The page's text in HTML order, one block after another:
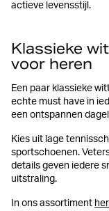
actieve levensstijl.
Klassieke
voor heren
Een paar klassieke
echte must have in
een ontspannen
Kies uit lage
sportschoenen.
details geven iedere
uitstraling.
In ons assortiment